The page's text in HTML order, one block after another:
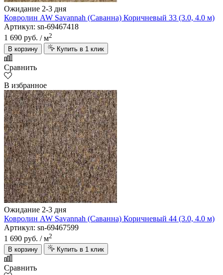
Ожидание 2-3 дня
Ковролин AW Savannah (Саванна) Коричневый 33 (3.0, 4.0 м)
Артикул: sn-69467418
1 690 руб. / м2
В корзину
Купить в 1 клик
Сравнить
В избранное
Ожидание 2-3 дня
Ковролин AW Savannah (Саванна) Коричневый 44 (3.0, 4.0 м)
Артикул: sn-69467599
1 690 руб. / м2
В корзину
Купить в 1 клик
Сравнить